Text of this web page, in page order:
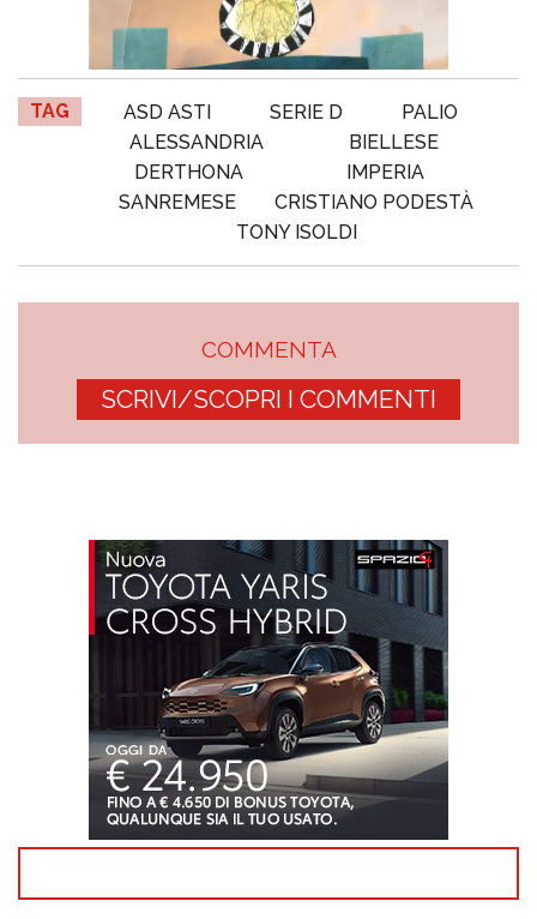
TAG ASD ASTI SERIE D
PALIO
ALESSANDRIA
BIELLESE
DERTHONA
IMPERIA
SANREMESE
CRISTIANO PODESTÀ
TONY ISOLDI
COMMENTA
SCRIVI/SCOPRI I COMMENTI